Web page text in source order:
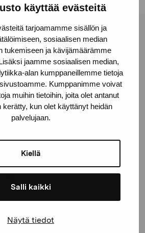
käyttää evästeitä
tarjoamamme sisällön ja
sosiaalisen median
tukemiseen ja kävijämäärämme
jaamme sosiaalisen median,
alan kumppaneillemme tietoja
Kumppanimme voivat
muihin tietoihin, joita olet antanut
kerätty, kun olet käyttänyt heidän
palvelujaan.
Kiellä
Salli kaikki
Näytä tiedot
Artibus
11